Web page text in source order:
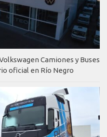
Camiones y Buses
oficial en Río Negro